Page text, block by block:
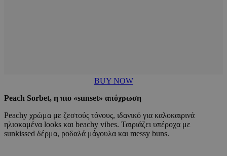
BUY NOW
Peach Sorbet, η πιο «sunset» απόχρωση
Peachy χρώμα με ζεστούς τόνους, ιδανικό για καλοκαιρινά
ηλιοκαμένα looks και beachy vibes. Ταιριάζει υπέροχα με
sunkissed δέρμα, ροδαλά μάγουλα και messy buns.